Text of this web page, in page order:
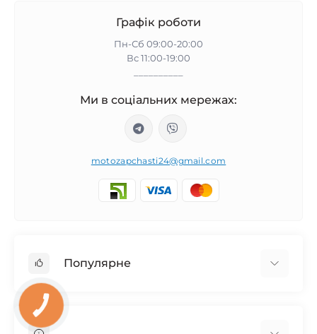
Графік роботи
Пн-Сб 09:00-20:00
Вс 11:00-19:00
Ми в соціальних мережах:
motozapchasti24@gmail.com
Популярне
Запчасти на мотоцикл Урал / МТ Днепр / К-750
Запчасти на мотоцикл Иж Юпитер / Планета
КНОПКА
ЗВ'ЯЗКУ